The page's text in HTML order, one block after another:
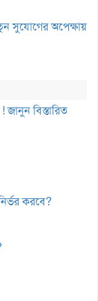
সুযোগের অপেক্ষায়
বিস্তারিত
করবে?